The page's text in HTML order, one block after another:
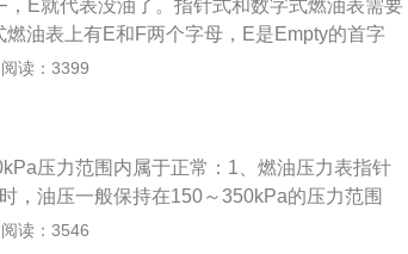
E就代表没油了。指针式和数字式燃油表需要
油表上有E和F两个字母，E是Empty的首字
母，是full的意思，指针从字母f靠近剩余油，
阅读：3399
压力范围内属于正常：1、燃油压力表指针
，油压一般保持在150～350kPa的压力范围
小于98kPa，则可视为机油压力过低，应立即
阅读：3546